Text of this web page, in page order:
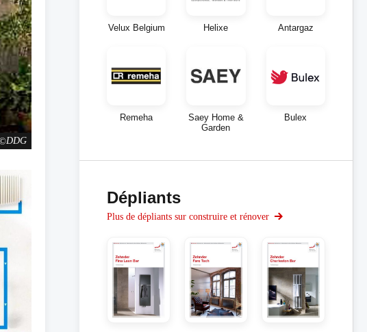
DDG
Velux Belgium Helixe Antargaz
Remeha
Saey Home &
Garden
Bulex
Dépliants
Plus de dépliants sur construire et rénover